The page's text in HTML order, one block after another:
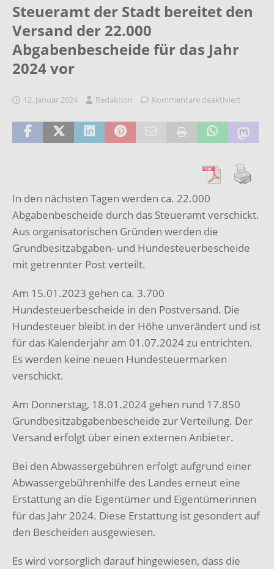
Steueramt der Stadt bereitet den
Versand der 22.000
Abgabenbescheide für das Jahr
2024 vor
12. Januar 2024 Redaktion Kommentare deaktiviert
In den nächsten Tagen werden ca. 22.000
Abgabenbescheide durch das Steueramt verschickt.
Aus organisatorischen Gründen werden die
Grundbesitzabgaben- und Hundesteuerbescheide
mit getrennter Post verteilt.
Am 15.01.2023 gehen ca. 3.700
Hundesteuerbescheide in den Postversand. Die
Hundesteuer bleibt in der Höhe unverändert und ist
für das Kalenderjahr am 01.07.2024 zu entrichten.
Es werden keine neuen Hundesteuermarken
verschickt.
Am Donnerstag, 18.01.2024 gehen rund 17.850
Grundbesitzabgabenbescheide zur Verteilung. Der
Versand erfolgt über einen externen Anbieter.
Bei den Abwassergebühren erfolgt aufgrund einer
Abwassergebührenhilfe des Landes erneut eine
Erstattung an die Eigentümer und Eigentümerinnen
für das Jahr 2024. Diese Erstattung ist gesondert auf
den Bescheiden ausgewiesen.
Es wird vorsorglich darauf hingewiesen, dass die